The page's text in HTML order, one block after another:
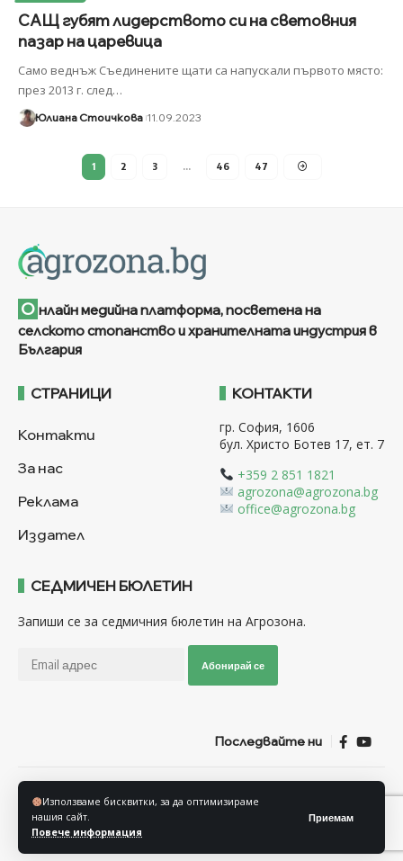
Използваме бисквитки, за да оптимизираме
нашия сайт.
Повече информация
Приемам
САЩ губят лидерството си на световния
пазар на царевица
Само веднъж Съединените щати са напускали първото място:
през 2013 г. след…
Юлиана Стоичкова 11.09.2023
1 2 3 … 46 47
О нлайн медийна платформа, посветена на
селското стопанство и хранителната индустрия в
България
СТРАНИЦИ
Контакти
За нас
Реклама
Издател
КОНТАКТИ
гр. София, 1606
бул. Христо Ботев 17, ет. 7
+359 2 851 1821
agrozona@agrozona.bg
office@agrozona.bg
СЕДМИЧЕН БЮЛЕТИН
Запиши се за седмичния бюлетин на Агрозона.
Абонирай се
Последвайте ни
© Агрозона © 2011-2025 Всички права запазени
Политика за защита на личните данни